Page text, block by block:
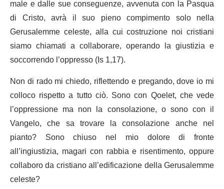
male e dalle sue conseguenze, avvenuta con la Pasqua
di Cristo, avrà il suo pieno compimento solo nella
Gerusalemme celeste, alla cui costruzione noi cristiani
siamo chiamati a collaborare, operando la giustizia e
soccorrendo l’oppresso (Is 1,17).
Non di rado mi chiedo, riflettendo e pregando, dove io mi
colloco rispetto a tutto ciò. Sono con Qoelet, che vede
l’oppressione ma non la consolazione, o sono con il
Vangelo, che sa trovare la consolazione anche nel
pianto? Sono chiuso nel mio dolore di fronte
all’ingiustizia, magari con rabbia e risentimento, oppure
collaboro da cristiano all’edificazione della Gerusalemme
celeste?